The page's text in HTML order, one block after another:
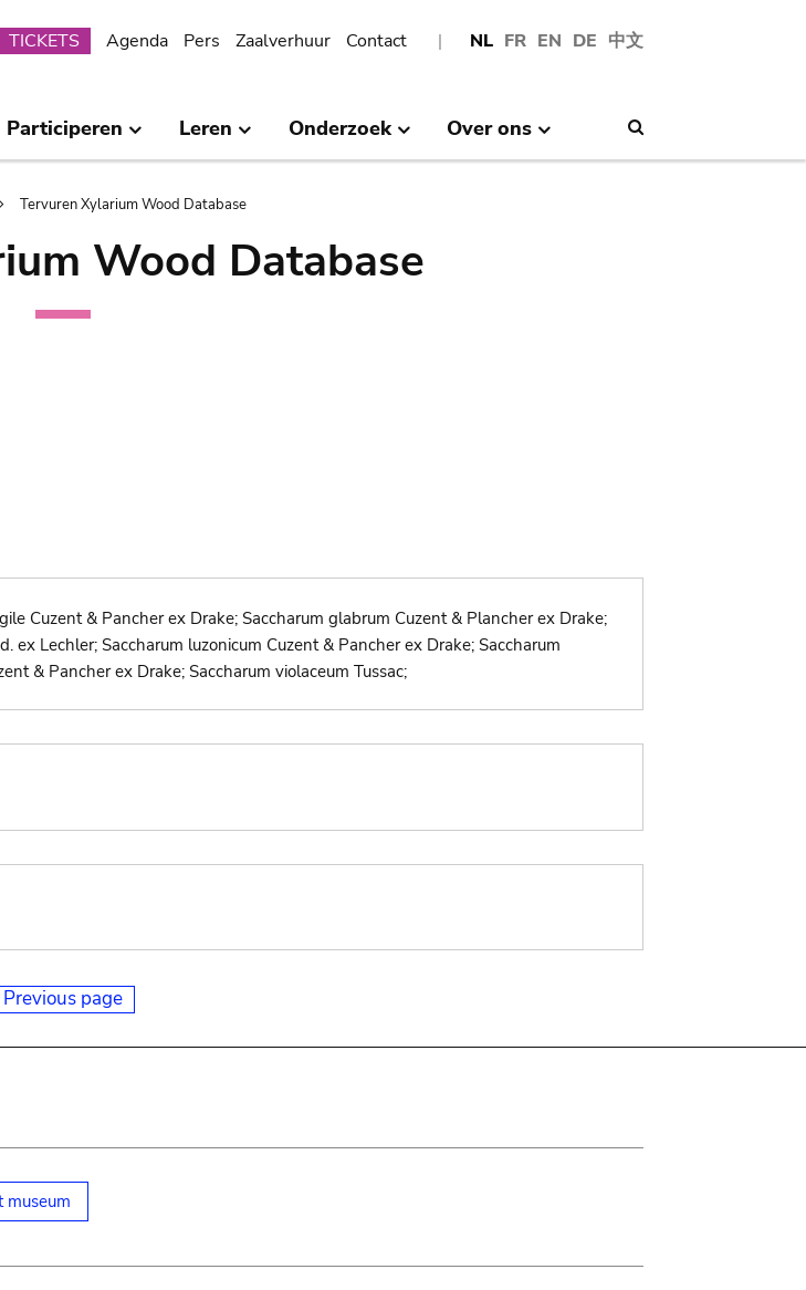
NL FR EN DE 中文
TICKETS Agenda Pers Zaalverhuur Contact
Participeren Leren Onderzoek Over ons
Tervuren Xylarium Wood Database
Wood Database
Cuzent & Pancher ex Drake; Saccharum glabrum Cuzent & Plancher ex Drake;
ex Lechler; Saccharum luzonicum Cuzent & Pancher ex Drake; Saccharum
& Pancher ex Drake; Saccharum violaceum Tussac;
Previous page
museum